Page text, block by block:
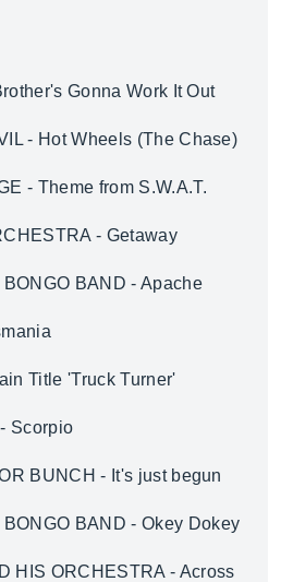
Gonna Work It Out
- Hot Wheels (The Chase)
- Theme from S.W.A.T.
- Getaway
BAND - Apache
Title 'Truck Turner'
Scorpio
BUNCH - It's just begun
BAND - Okey Dokey
HIS ORCHESTRA - Across